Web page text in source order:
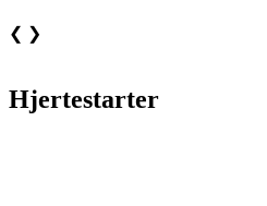
❮ ❯
Hjertestarter